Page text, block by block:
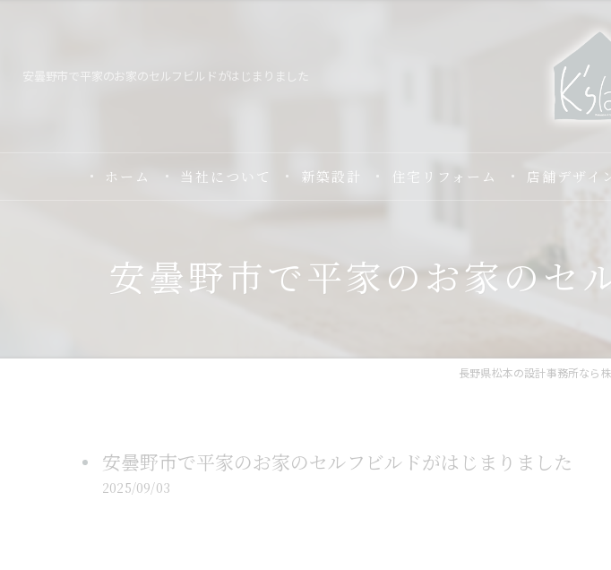
安曇野市で平家のお家のセルフビルドがはじまりました
ホーム 当社について 新築設計 住宅リフォーム 店舗デザイ
安曇野市で平家のお家のセ
長野県松本の設計事務所なら
安曇野市で平家のお家のセルフビルドがはじまりました
2025/09/03